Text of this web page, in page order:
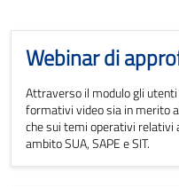
Webinar di
Attraverso il modulo gli
formativi video sia in merito
che sui temi operativi relativi
ambito SUA, SAPE e SIT.